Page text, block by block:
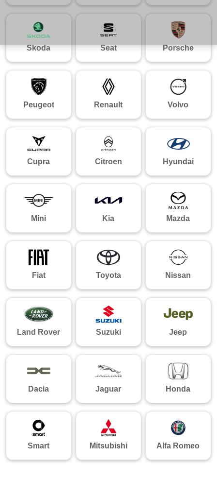
Skoda Seat Porsche
Peugeot Renault Volvo
Cupra Citroen Hyundai
Mini Kia Mazda
Fiat Toyota Nissan
Land Rover Suzuki Jeep
Dacia Jaguar Honda
Smart Mitsubishi Alfa Romeo